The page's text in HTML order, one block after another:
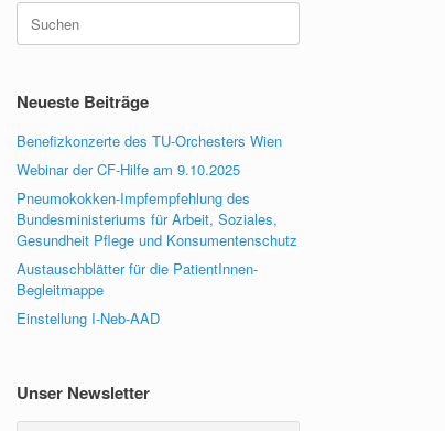
Suche
nach:
Neueste Beiträge
Benefizkonzerte des TU-Orchesters Wien
Webinar der CF-Hilfe am 9.10.2025
Pneumokokken-Impfempfehlung des
Bundesministeriums für Arbeit, Soziales,
Gesundheit Pflege und Konsumentenschutz
Austauschblätter für die PatientInnen-
Begleitmappe
Einstellung I-Neb-AAD
Unser Newsletter